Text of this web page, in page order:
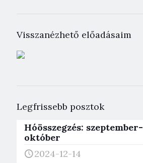
Visszanézhető előadásaim
Legfrissebb posztok
Hóösszegzés: szeptember-
október
2024-12-14